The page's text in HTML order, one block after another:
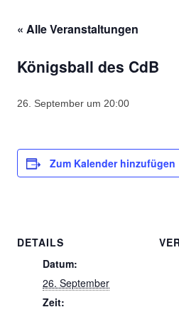
« Alle Veranstaltungen
Königsball des CdB
26. September um 20:00
Zum Kalender hinzufügen
DETAILS
Datum:
26. September
Zeit: